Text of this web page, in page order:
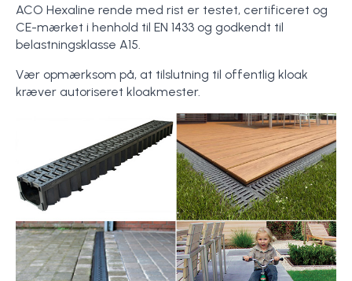
ACO Hexaline rende med rist er testet, certificeret og
CE-mærket i henhold til EN 1433 og godkendt til
belastningsklasse A15.
Vær opmærksom på, at tilslutning til offentlig kloak
kræver autoriseret kloakmester.